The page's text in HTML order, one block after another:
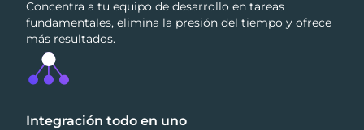
Concentra a tu equipo de desarrollo en tareas
fundamentales, elimina la presión del tiempo y ofrece
más resultados.
Integración todo en uno